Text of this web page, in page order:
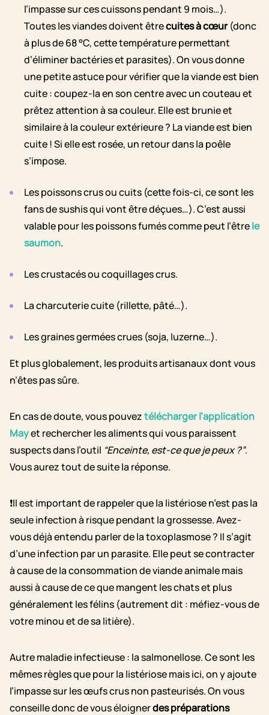
l’impasse sur ces cuissons pendant 9 mois…).
Toutes les viandes doivent êtrecuites à cœur(donc
à plus de 68 °C, cette température permettant
d’éliminer bactéries et parasites). On vous donne
une petite astuce pour vérifier que la viande est bien
cuite : coupez-la en son centre avec un couteau et
prêtez attention à sa couleur. Elle est brunie et
similaire à la couleur extérieure ? La viande est bien
cuite ! Si elle est rosée, un retour dans la poêle
s’impose.
Les poissons crus ou cuits (cette fois-ci, ce sont les
fans de sushis qui vont être déçues…). C’est aussi
valable pour les poissons fumés comme peut l’êtrele
saumon.
Les crustacés ou coquillages crus.
La charcuterie cuite (rillette, pâté…).
Les graines germées crues (soja, luzerne…).
Et plus globalement, les produits artisanaux dont vous
n’êtes pas sûre.
En cas de doute, vous pouveztélécharger l’application
Mayet rechercher les aliments qui vous paraissent
suspects dans l’outil “Enceinte, est-ce que je peux ?”.
Vous aurez tout de suite la réponse.
❗Il est important de rappeler que la listériose n’est pas la
seule infection à risque pendant la grossesse. Avez-
vous déjà entendu parler de la toxoplasmose ? Il s’agit
d’une infection par un parasite. Elle peut se contracter
à cause de la consommation de viande animale mais
aussi à cause de ce que mangent les chats et plus
généralement les félins (autrement dit : méfiez-vous de
votre minou et de sa litière).
Autre maladie infectieuse : la salmonellose. Ce sont les
mêmes règles que pour la listériose mais ici, on y ajoute
l’impasse sur les œufs crus non pasteurisés. On vous
conseille donc de vous éloignerdes préparations